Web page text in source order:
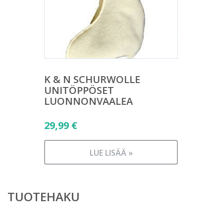
K & N SCHURWOLLE
UNITÖPPÖSET
LUONNONVAALEA
29,99 €
LUE LISÄÄ »
TUOTEHAKU